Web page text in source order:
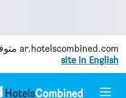
ar.hotelscombined.com
site in English